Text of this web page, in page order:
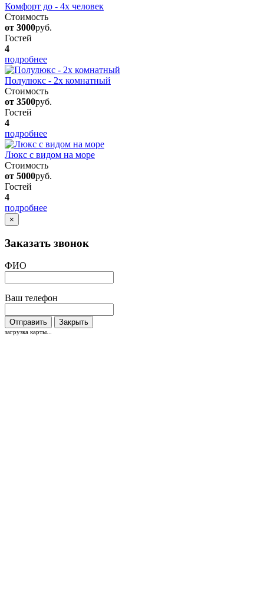
Комфорт до - 4х человек
Стоимость
от 3000руб.
Гостей
4
подробнее
Полулюкс - 2х комнатный
Стоимость
от 3500руб.
Гостей
4
подробнее
Люкс с видом на море
Стоимость
от 5000руб.
Гостей
4
подробнее
×
Заказать звонок
ФИО
Ваш телефон
Отправить Закрыть
загрузка карты...